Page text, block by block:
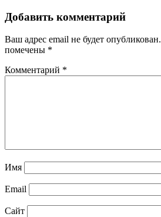
Добавить комментарий
Ваш адрес email не будет опубликован.
помечены *
Комментарий *
Имя
Email
Сайт